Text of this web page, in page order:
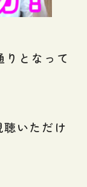
となって
いただけ